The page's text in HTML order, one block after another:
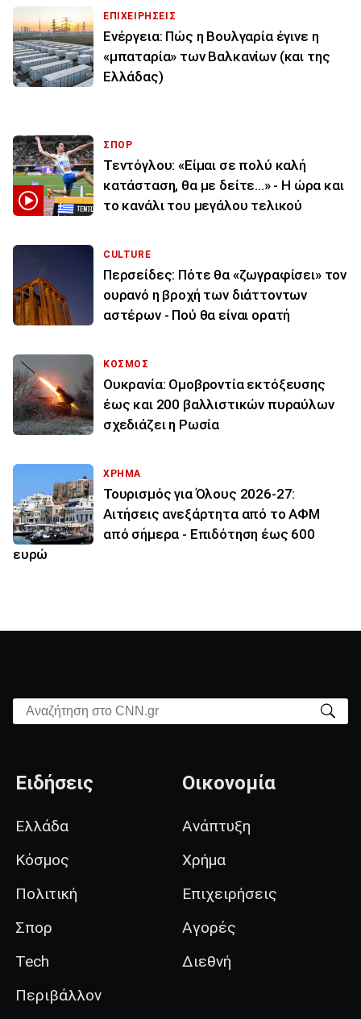
ΕΠΙΧΕΙΡΗΣΕΙΣ
Ενέργεια: Πώς η Βουλγαρία έγινε η
«μπαταρία» των Βαλκανίων (και της
Ελλάδας)
ΣΠΟΡ
Τεντόγλου: «Είμαι σε πολύ καλή
κατάσταση, θα με δείτε...» - Η ώρα και
το κανάλι του μεγάλου τελικού
CULTURE
Περσείδες: Πότε θα «ζωγραφίσει» τον
ουρανό η βροχή των διάττοντων
αστέρων - Πού θα είναι ορατή
ΚΟΣΜΟΣ
Ουκρανία: Ομοβροντία εκτόξευσης
έως και 200 βαλλιστικών πυραύλων
σχεδιάζει η Ρωσία
ΧΡΗΜΑ
Τουρισμός για Όλους 2026-27:
Αιτήσεις ανεξάρτητα από το ΑΦΜ
από σήμερα - Επιδότηση έως 600
ευρώ
Αναζήτηση στο CNN.gr
Ειδήσεις
Ελλάδα
Κόσμος
Πολιτική
Σπορ
Tech
Περιβάλλον
Οικονομία
Ανάπτυξη
Χρήμα
Επιχειρήσεις
Αγορές
Διεθνή